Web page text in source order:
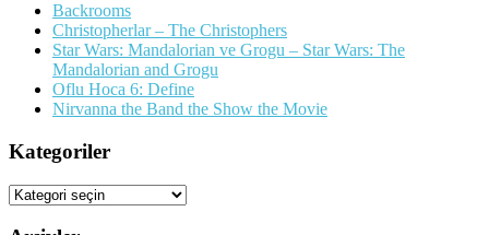
Backrooms
Christopherlar – The Christophers
Star Wars: Mandalorian ve Grogu – Star Wars: The
Mandalorian and Grogu
Oflu Hoca 6: Define
Nirvanna the Band the Show the Movie
Kategoriler
Kategoriler